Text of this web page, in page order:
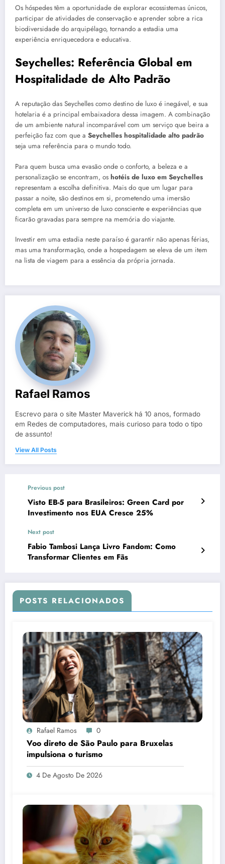
Os hóspedes têm a oportunidade de explorar ecossistemas únicos,
participar de atividades de conservação e aprender sobre a rica
biodiversidade do arquipélago, tornando a estadia uma
experiência enriquecedora e educativa.
Seychelles: Referência Global em
Hospitalidade de Alto Padrão
A reputação das Seychelles como destino de luxo é inegável, e sua
hotelaria é a principal embaixadora dessa imagem. A combinação
de um ambiente natural incomparável com um serviço que beira a
perfeição faz com que a Seychelles hospitalidade alto padrão
seja uma referência para o mundo todo.
Para quem busca uma evasão onde o conforto, a beleza e a
personalização se encontram, os hotéis de luxo em Seychelles
representam a escolha definitiva. Mais do que um lugar para
passar a noite, são destinos em si, prometendo uma imersão
completa em um universo de luxo consciente e experiências que
ficarão gravadas para sempre na memória do viajante.
Investir em uma estadia neste paraíso é garantir não apenas férias,
mas uma transformação, onde a hospedagem se eleva de um item
na lista de viagem para a essência da própria jornada.
Rafael Ramos
Escrevo para o site Master Maverick há 10 anos, formado
em Redes de computadores, mais curioso para todo o tipo
de assunto!
View All Posts
Previous post
Visto EB-5 para Brasileiros: Green Card por
Investimento nos EUA Cresce 25%
Next post
Fabio Tambosi Lança Livro Fandom: Como
Transformar Clientes em Fãs
POSTS RELACIONADOS
Rafael Ramos 0
Voo direto de São Paulo para Bruxelas
impulsiona o turismo
4 De Agosto De 2026